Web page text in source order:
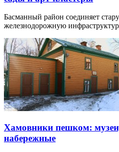
Басманный район соединяет
железнодорожную
Хамовники пешком:
набережные